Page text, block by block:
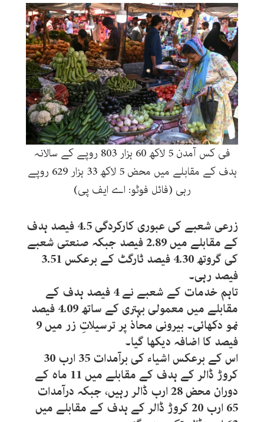
فی کس آمدن 5 لاکھ 60 ہزار 803 روپے کے سالانہ
ہدف کے مقابلے میں محض 5 لاکھ 33 ہزار 629 روپے
رہی (فائل فوٹو: اے ایف پی)
زرعی شعبے کی عبوری کارکردگی 4.5 فیصد ہدف
کے مقابلے میں 2.89 فیصد جبکہ صنعتی شعبے
کی گروتھ 4.30 فیصد ٹارگٹ کے برعکس 3.51
فیصد رہی۔
تاہم خدمات کے شعبے نے 4 فیصد ہدف کے
مقابلے میں معمولی بہتری کے ساتھ 4.09 فیصد
نمو دکھائی۔ بیرونی محاذ پر ترسیلاتِ زر میں 9
فیصد کا اضافہ دیکھا گیا۔
اس کے برعکس اشیاء کی برآمدات 35 ارب 30
کروڑ ڈالر کے ہدف کے مقابلے میں 11 ماہ کے
دوران محض 28 ارب ڈالر رہیں، جبکہ درآمدات
65 ارب 20 کروڑ ڈالر کے ہدف کے مقابلے میں